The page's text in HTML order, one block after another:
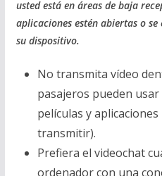
usted está en áreas de baja
aplicaciones estén abiertas o
su dispositivo.
No transmita vídeo
pasajeros pueden
películas y
transmitir).
Prefiera el videochat
ordenador con una